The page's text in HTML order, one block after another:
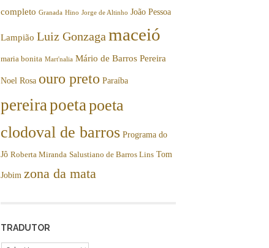
completo Granada Hino Jorge de Altinho João Pessoa
Lampião Luiz Gonzaga maceió
maria bonita Mart'nalia Mário de Barros Pereira
Noel Rosa ouro preto Paraíba
pereira poeta poeta
clodoval de barros Programa do
Jô Roberta Miranda Salustiano de Barros Lins Tom
Jobim zona da mata
TRADUTOR